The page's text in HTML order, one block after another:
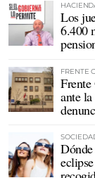
Los
6.400
FRENTE
Frente
ante